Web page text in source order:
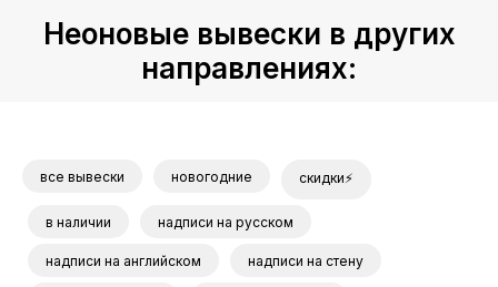
Неоновые вывески в других
направлениях:
все вывески новогодние скидки⚡
в наличии надписи на русском
надписи на английском надписи на стену